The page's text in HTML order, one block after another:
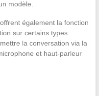
modèle.
également la fonction
sur certains types
la conversation via la
et haut-parleur